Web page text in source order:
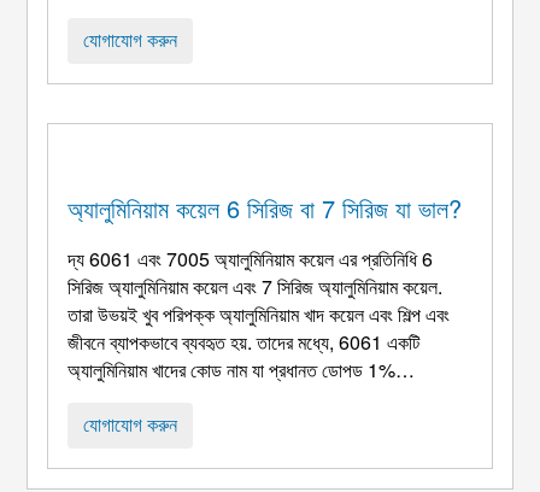
কয়েক বছর পর ...
যোগাযোগ করুন
অ্যালুমিনিয়াম কয়েল 6 সিরিজ বা 7 সিরিজ যা ভাল?
দ্য 6061 এবং 7005 অ্যালুমিনিয়াম কয়েল এর প্রতিনিধি 6
সিরিজ অ্যালুমিনিয়াম কয়েল এবং 7 সিরিজ অ্যালুমিনিয়াম কয়েল.
তারা উভয়ই খুব পরিপক্ক অ্যালুমিনিয়াম খাদ কয়েল এবং শিল্প এবং
জীবনে ব্যাপকভাবে ব্যবহৃত হয়. তাদের মধ্যে, 6061 একটি
অ্যালুমিনিয়াম খাদের কোড নাম যা প্রধানত ডোপড 1%
অ্যালুমিনিয়াম খাদের কোড নাম যা মূলত ডোপড 4.5% দস্তা এবং
যোগাযোগ করুন